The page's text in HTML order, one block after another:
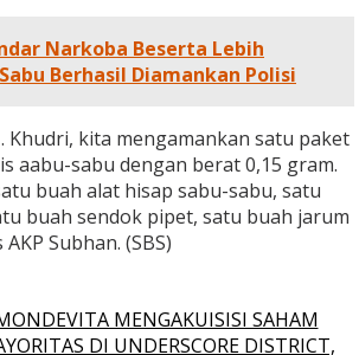
Narkoba Beserta Lebih
Berhasil Diamankan Polisi
Khudri, kita mengamankan satu paket
aabu-sabu dengan berat 0,15 gram.
buah alat hisap sabu-sabu, satu
buah sendok pipet, satu buah jarum
Subhan. (SBS)
MENGAKUISISI SAHAM
DI UNDERSCORE DISTRICT,